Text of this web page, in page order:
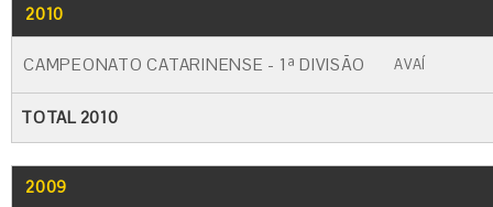
2010
CAMPEONATO CATARINENSE - 1ª DIVISÃO AVAÍ
TOTAL 2010
2009